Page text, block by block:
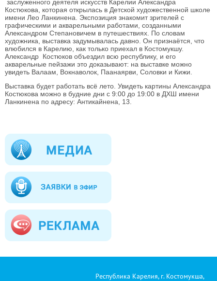
заслуженного деятеля искусств Карелии Александра
Костюкова, которая открылась в Детской художественной школе
имени Лео Ланкинена. Экспозиция знакомит зрителей с
графическими и акварельными работами, созданными
Александром Степановичем в путешествиях. По словам
художника, выставка задумывалась давно. Он признаётся, что
влюбился в Карелию, как только приехал в Костомукшу.
Александр Костюков объездил всю республику, и его
акварельные пейзажи это доказывают: на выставке можно
увидеть Валаам, Вокнаволок, Паанаярви, Соловки и Кижи.
Выставка будет работать всё лето. Увидеть картины Александра
Костюкова можно в будние дни с 9:00 до 19:00 в ДХШ имени
Ланкинена по адресу: Антикайнена, 13.
Республика Карелия, г. Костомукша,